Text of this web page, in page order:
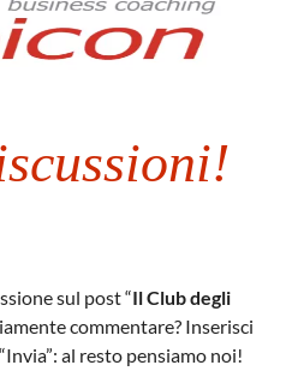
sul post “Il Club degli
commentare? Inserisci
al resto pensiamo noi!